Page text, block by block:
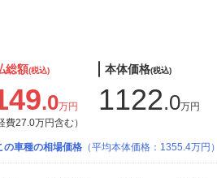
総額(税込)
.0万円
費27.0万円含む）
本体価格(税込)
1122.0万円
の車種の相場価格 （平均本体価格：1355.4万円）